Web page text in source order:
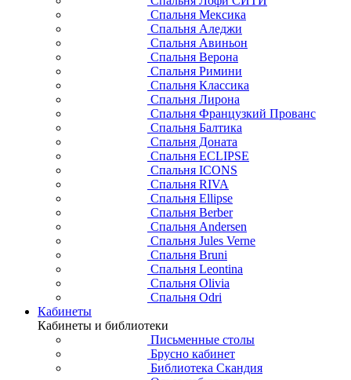
Спальня Мексика
Спальня Аледжи
Спальня Авиньон
Спальня Верона
Спальня Римини
Спальня Классика
Спальня Лирона
Спальня Французкий Прованс
Спальня Балтика
Спальня Доната
Спальня ECLIPSE
Спальня ICONS
Спальня RIVA
Спальня Ellipse
Спальня Berber
Спальня Andersen
Спальня Jules Verne
Спальня Bruni
Спальня Leontina
Спальня Olivia
Спальня Odri
Кабинеты
Кабинеты и библиотеки
Письменные столы
Брусно кабинет
Библиотека Скандия